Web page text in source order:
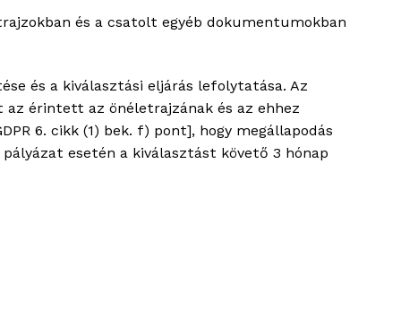
és a csatolt egyéb dokumentumokban
és a kiválasztási eljárás lefolytatása. Az
az érintett az önéletrajzának és az ehhez
6. cikk (1) bek. f) pont], hogy megállapodás
esetén a kiválasztást követő 3 hónap